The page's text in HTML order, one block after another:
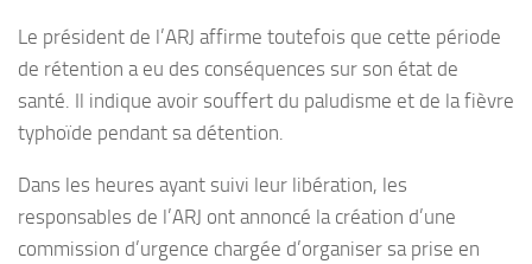
Le président de l’ARJ affirme toutefois que cette période
de rétention a eu des conséquences sur son état de
santé. Il indique avoir souffert du paludisme et de la fièvre
typhoïde pendant sa détention.
Dans les heures ayant suivi leur libération, les
responsables de l’ARJ ont annoncé la création d’une
commission d’urgence chargée d’organiser sa prise en